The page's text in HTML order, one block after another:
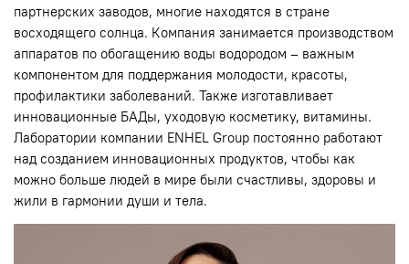
партнерских заводов, многие находятся в стране
восходящего солнца. Компания занимается производством
аппаратов по обогащению воды водородом – важным
компонентом для поддержания молодости, красоты,
профилактики заболеваний. Также изготавливает
инновационные БАДы, уходовую косметику, витамины.
Лаборатории компании ENHEL Group постоянно работают
над созданием инновационных продуктов, чтобы как
можно больше людей в мире были счастливы, здоровы и
жили в гармонии души и тела.